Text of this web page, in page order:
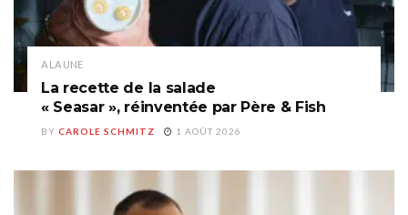
A LA UNE
La recette de la salade
« Seasar », réinventée par Père & Fish
BY CAROLE SCHMITZ 1 AOÛT 2026